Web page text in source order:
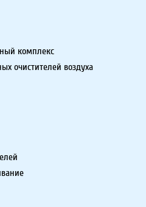
комплекс
очистителей воздуха